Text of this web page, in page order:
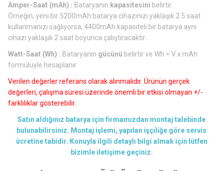
Amper-Saat (mAh) : Bataryanın kapasitesini belirtir.
Örneğin, yeni bir 5200mAh batarya cihazınızı yaklaşık 2.5 saat
kullanmanızı sağlıyorsa, 4400mAh kapasiteli bir batarya aynı
cihazı yaklaşık 2 saat boyunca çalıştıracaktır.
Watt-Saat (Wh) : Bataryanın gücünü belirtir ve Wh = V x mAh
formülüyle hesaplanır
Verilen değerler referans olarak alınmalıdır. Ürünün gerçek
değerleri, çalışma süresi üzerinde önemli bir etkisi olmayan +/-
farklılıklar gösterebilir.
Satın aldığınız batarya için firmamızdan montaj talebinde
bulunabilirsiniz. Montaj işlemi, yapılan işçiliğe göre servis
ücretine tabidir. Konuyla ilgili detaylı bilgi almak için lütfen
bizimle iletişime geçiniz.